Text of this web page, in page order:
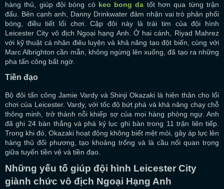
hàng thủ, giúp đội bóng có keo bong da tốt hơn qua từng trận
đấu. Bên cạnh anh, Danny Drinkwater đảm nhận vai trò phân phối
bóng, điều tiết lối chơi. Cặp đôi này là trái tim của đội hình
Leicester City vô địch Ngoại hạng Anh. Ở hai cánh, Riyad Mahrez
với kỹ thuật cá nhân điêu luyện và khả năng tạo đột biến, cùng với
Marc Albrighton cần mẫn, không ngừng lên xuống, đã tạo ra những
pha tấn công bất ngờ.
Tiền đạo
Bộ đôi tấn công Jamie Vardy và Shinji Okazaki là hiện thân cho lối
chơi của Leicester. Vardy, với tốc độ bứt phá và khả năng chạy chỗ
thông minh, trở thành nỗi khiếp sợ của mọi hàng phòng ngự. Anh
đã ghi 24 bàn thắng và phá kỷ lục ghi bàn trong 11 trận liên tiếp.
Trong khi đó, Okazaki hoạt động không biết mệt mỏi, gây áp lực lên
hàng thủ đối phương, tạo khoảng trống và là cầu nối quan trọng
giữa tuyến tiền vệ và tiền đạo.
Những yếu tố giúp đội hình Leicester City
giành chức vô địch Ngoại Hạng Anh